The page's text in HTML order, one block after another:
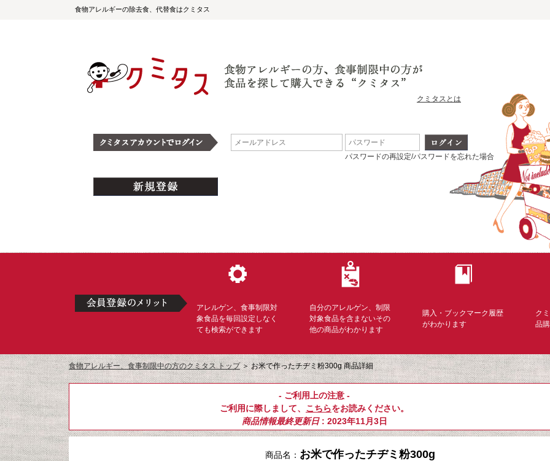
食物アレルギーの除去食、代替食はクミタス
クミタスとは
パスワードの再設定/パスワードを忘れた場合
アレルゲン、食事制限対
象食品を毎回設定しなく
ても検索ができます
自分のアレルゲン、制限
対象食品を含まないその
他の商品がわかります
購入・ブックマーク履歴
がわかります
ク
品
食物アレルギー、食事制限中の方のクミタス トップ＞お米で作ったチヂミ粉300g 商品詳細
- ご利用上の注意 -
ご利用に際しまして、 こちらをお読みください。
商品情報最終更新日: 2023年11月3日
商品名： お米で作ったチヂミ粉300g